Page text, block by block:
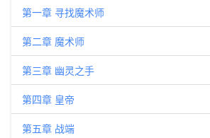
第一章 寻找魔术师
第二章 魔术师
第三章 幽灵之手
第四章 皇帝
第五章 战端